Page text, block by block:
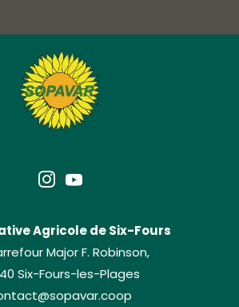
Agricole de Six-Fours
Major F. Robinson,
Six-Fours-les-Plages